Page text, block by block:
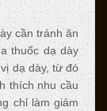
cần tránh ăn
thuốc dạ dày
dạ dày, từ đó
thích nhu cầu
chỉ làm giảm